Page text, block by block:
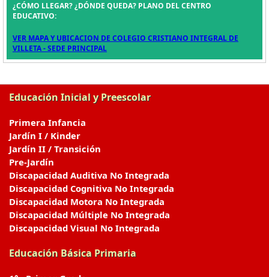
¿CÓMO LLEGAR? ¿DÓNDE QUEDA? PLANO DEL CENTRO
EDUCATIVO:
VER MAPA Y UBICACION DE COLEGIO CRISTIANO INTEGRAL DE
VILLETA - SEDE PRINCIPAL
Educación Inicial y Preescolar
Primera Infancia
Jardín I / Kinder
Jardín II / Transición
Pre-Jardín
Discapacidad Auditiva No Integrada
Discapacidad Cognitiva No Integrada
Discapacidad Motora No Integrada
Discapacidad Múltiple No Integrada
Discapacidad Visual No Integrada
Educación Básica Primaria